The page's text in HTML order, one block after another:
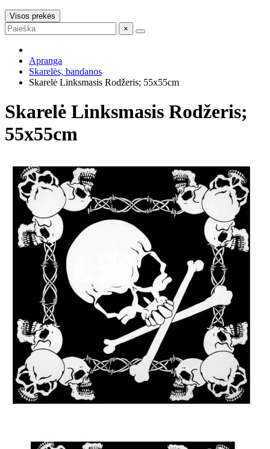
Visos prekės
×
Apranga
Skarelės, bandanos
Skarelė Linksmasis Rodžeris; 55x55cm
Skarelė Linksmasis Rodžeris;
55x55cm